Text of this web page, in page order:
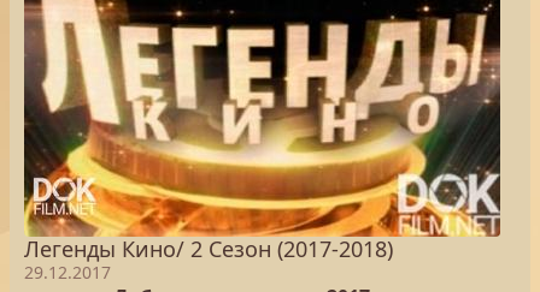
Легенды Кино/ 2 Сезон (2017-2018)
29.12.2017